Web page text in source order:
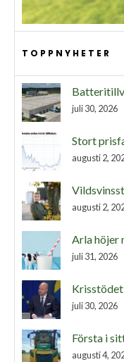
TOPPNYHETER
juli 30, 2026
Stort
augusti 2,
augusti 2,
Arla höjer
juli 31, 2026
juli 30, 2026
Första i
augusti 4,